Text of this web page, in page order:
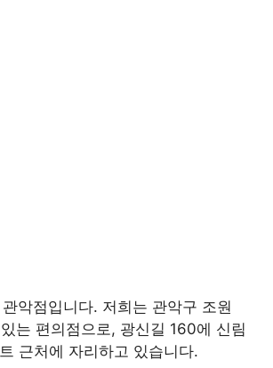
악점입니다. 저희는 관악구 조원
는 편의점으로, 광신길 160에 신림
근처에 자리하고 있습니다.